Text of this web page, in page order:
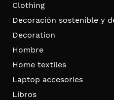
Clothing
Decoración sostenible y
Decoration
Hombre
Home textiles
Laptop accesories
Libros